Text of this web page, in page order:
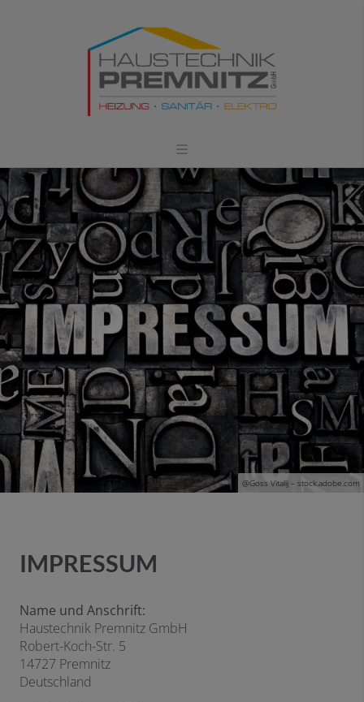
@Goss Vitalij – stock.adobe.com
IMPRESSUM
Name und Anschrift:
Haustechnik Premnitz GmbH
Robert-Koch-Str. 5
14727 Premnitz
Deutschland